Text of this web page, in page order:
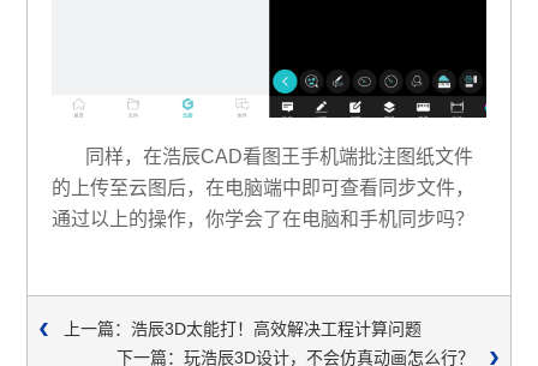
同样，在浩辰CAD看图王手机端批注图纸文件
的上传至云图后，在电脑端中即可查看同步文件，
通过以上的操作，你学会了在电脑和手机同步吗？
上一篇：浩辰3D太能打！高效解决工程计算问题
下一篇：玩浩辰3D设计，不会仿真动画怎么行？